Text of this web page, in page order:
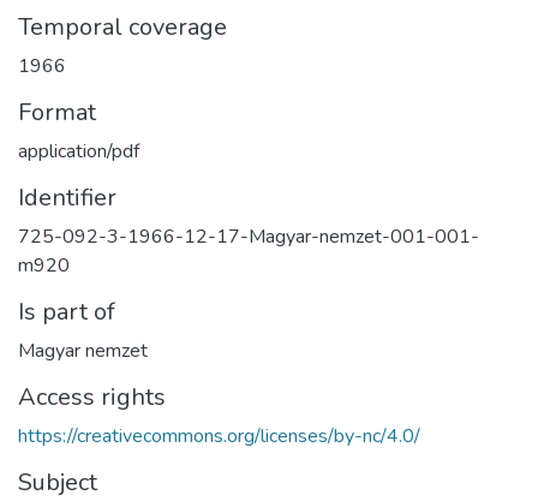
Temporal coverage
1966
Format
application/pdf
Identifier
725-092-3-1966-12-17-Magyar-nemzet-001-001-
m920
Is part of
Magyar nemzet
Access rights
https://creativecommons.org/licenses/by-nc/4.0/
Subject